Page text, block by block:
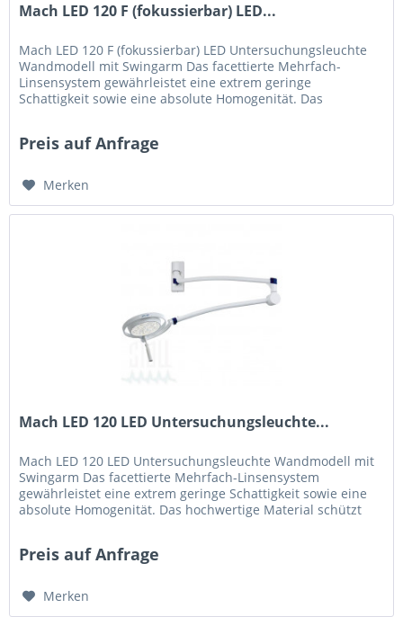
Mach LED 120 F (fokussierbar) LED...
Mach LED 120 F (fokussierbar) LED Untersuchungsleuchte
Wandmodell mit Swingarm Das facettierte Mehrfach-
Linsensystem gewährleistet eine extrem geringe
Schattigkeit sowie eine absolute Homogenität. Das
Preis auf Anfrage
Merken
Mach LED 120 LED Untersuchungsleuchte...
Mach LED 120 LED Untersuchungsleuchte Wandmodell mit
Swingarm Das facettierte Mehrfach-Linsensystem
gewährleistet eine extrem geringe Schattigkeit sowie eine
absolute Homogenität. Das hochwertige Material schützt
Preis auf Anfrage
Merken